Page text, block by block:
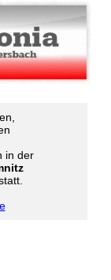
in der